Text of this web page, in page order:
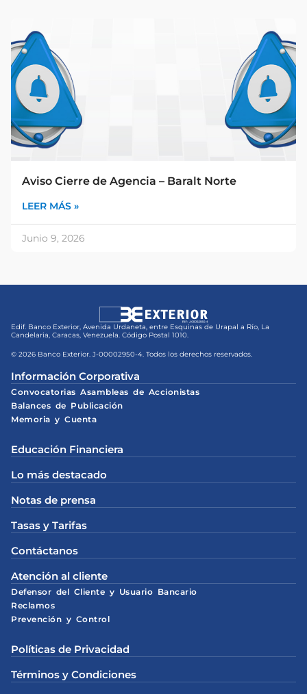
Aviso Cierre de Agencia – Baralt Norte
LEER MÁS »
Junio 9, 2026
Edif. Banco Exterior, Avenida Urdaneta, entre Esquinas de Urapal a Río, La
Candelaria, Caracas, Venezuela. Código Postal 1010.
© 2026 Banco Exterior. J-00002950-4. Todos los derechos reservados.
Información Corporativa
Convocatorias Asambleas de Accionistas
Balances de Publicación
Memoria y Cuenta
Educación Financiera
Lo más destacado
Notas de prensa
Tasas y Tarifas
Contáctanos
Atención al cliente
Defensor del Cliente y Usuario Bancario
Reclamos
Prevención y Control
Políticas de Privacidad
Términos y Condiciones